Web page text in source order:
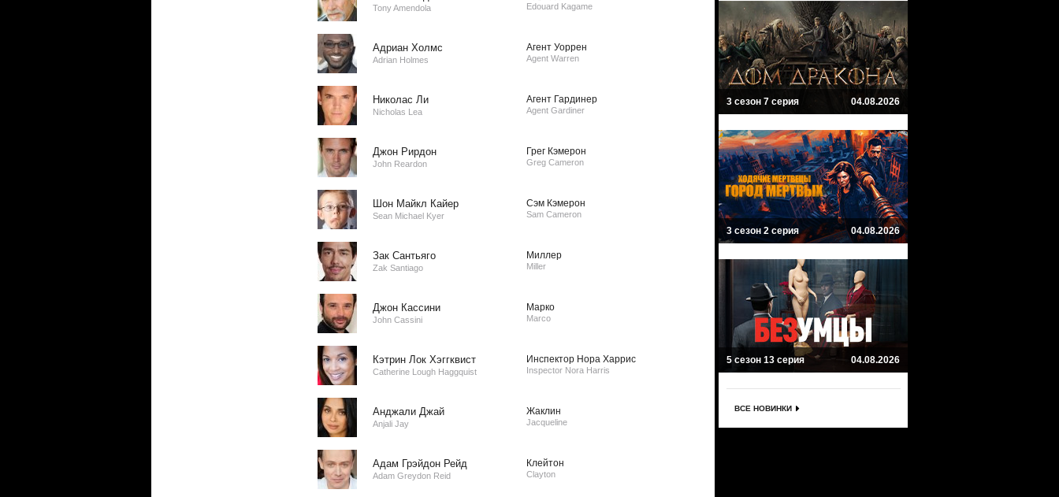
Tony Amendola Edouard Kagame
Адриан Холмс
Adrian Holmes
Агент Уоррен
Agent Warren
Николас Ли
Nicholas Lea
Агент Гардинер
Agent Gardiner
Джон Рирдон
John Reardon
Грег Кэмерон
Greg Cameron
Шон Майкл Кайер
Sean Michael Kyer
Сэм Кэмерон
Sam Cameron
Зак Сантьяго
Zak Santiago
Миллер
Miller
Джон Кассини
John Cassini
Марко
Marco
Кэтрин Лок Хэггквист
Catherine Lough Haggquist
Инспектор Нора Харрис
Inspector Nora Harris
Анджали Джай
Anjali Jay
Жаклин
Jacqueline
Адам Грэйдон Рейд
Adam Greydon Reid
Клейтон
Clayton
3 сезон 7 серия 04.08.2026
3 сезон 2 серия 04.08.2026
5 сезон 13 серия 04.08.2026
ВСЕ НОВИНКИ